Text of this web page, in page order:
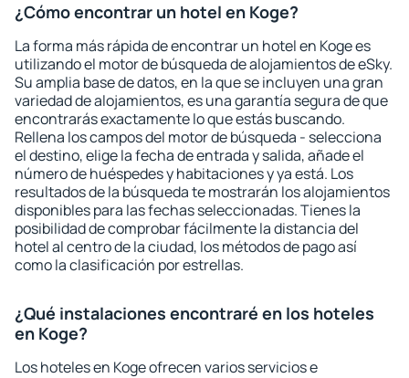
¿Cómo encontrar un hotel en Koge?
La forma más rápida de encontrar un hotel en Koge es
utilizando el motor de búsqueda de alojamientos de eSky.
Su amplia base de datos, en la que se incluyen una gran
variedad de alojamientos, es una garantía segura de que
encontrarás exactamente lo que estás buscando.
Rellena los campos del motor de búsqueda - selecciona
el destino, elige la fecha de entrada y salida, añade el
número de huéspedes y habitaciones y ya está. Los
resultados de la búsqueda te mostrarán los alojamientos
disponibles para las fechas seleccionadas. Tienes la
posibilidad de comprobar fácilmente la distancia del
hotel al centro de la ciudad, los métodos de pago así
como la clasificación por estrellas.
¿Qué instalaciones encontraré en los hoteles
en Koge?
Los hoteles en Koge ofrecen varios servicios e